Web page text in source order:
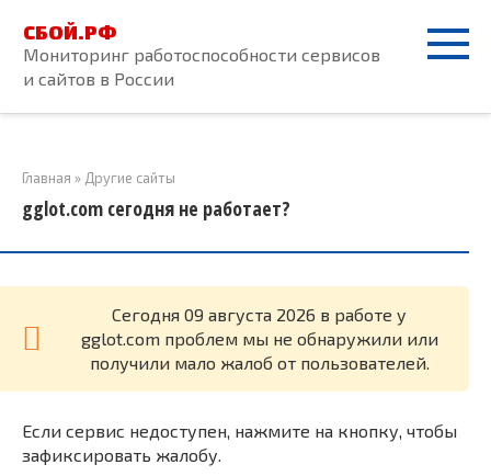
контенту
СБОЙ.РФ
Мониторинг работоспособности сервисов
и сайтов в России
Главная » Другие сайты
gglot.com сегодня не работает?
Cегодня 09 августа 2026 в работе у
gglot.com проблем мы не обнаружили или
получили мало жалоб от пользователей.
Если сервис недоступен, нажмите на кнопку, чтобы
зафиксировать жалобу.